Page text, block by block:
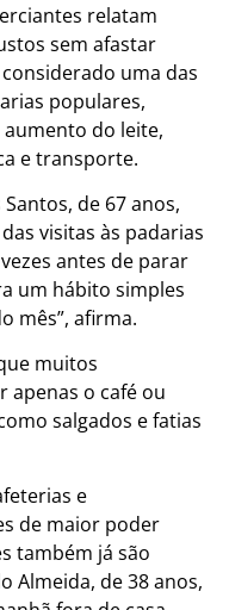
relatam
sem afastar
uma das
populares,
do leite,
e transporte.
de 67 anos,
visitas às padarias
antes de parar
um hábito simples
mês”, afirma.
muitos
apenas o café ou
salgados e fatias
e
de maior poder
também já são
Almeida, de 38 anos,